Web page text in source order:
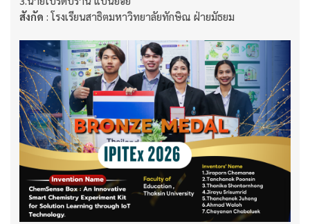
สังกัด : โรงเรียนสาธิตมหาวิทยาลัยทักษิณ ฝ่ายมัธยม